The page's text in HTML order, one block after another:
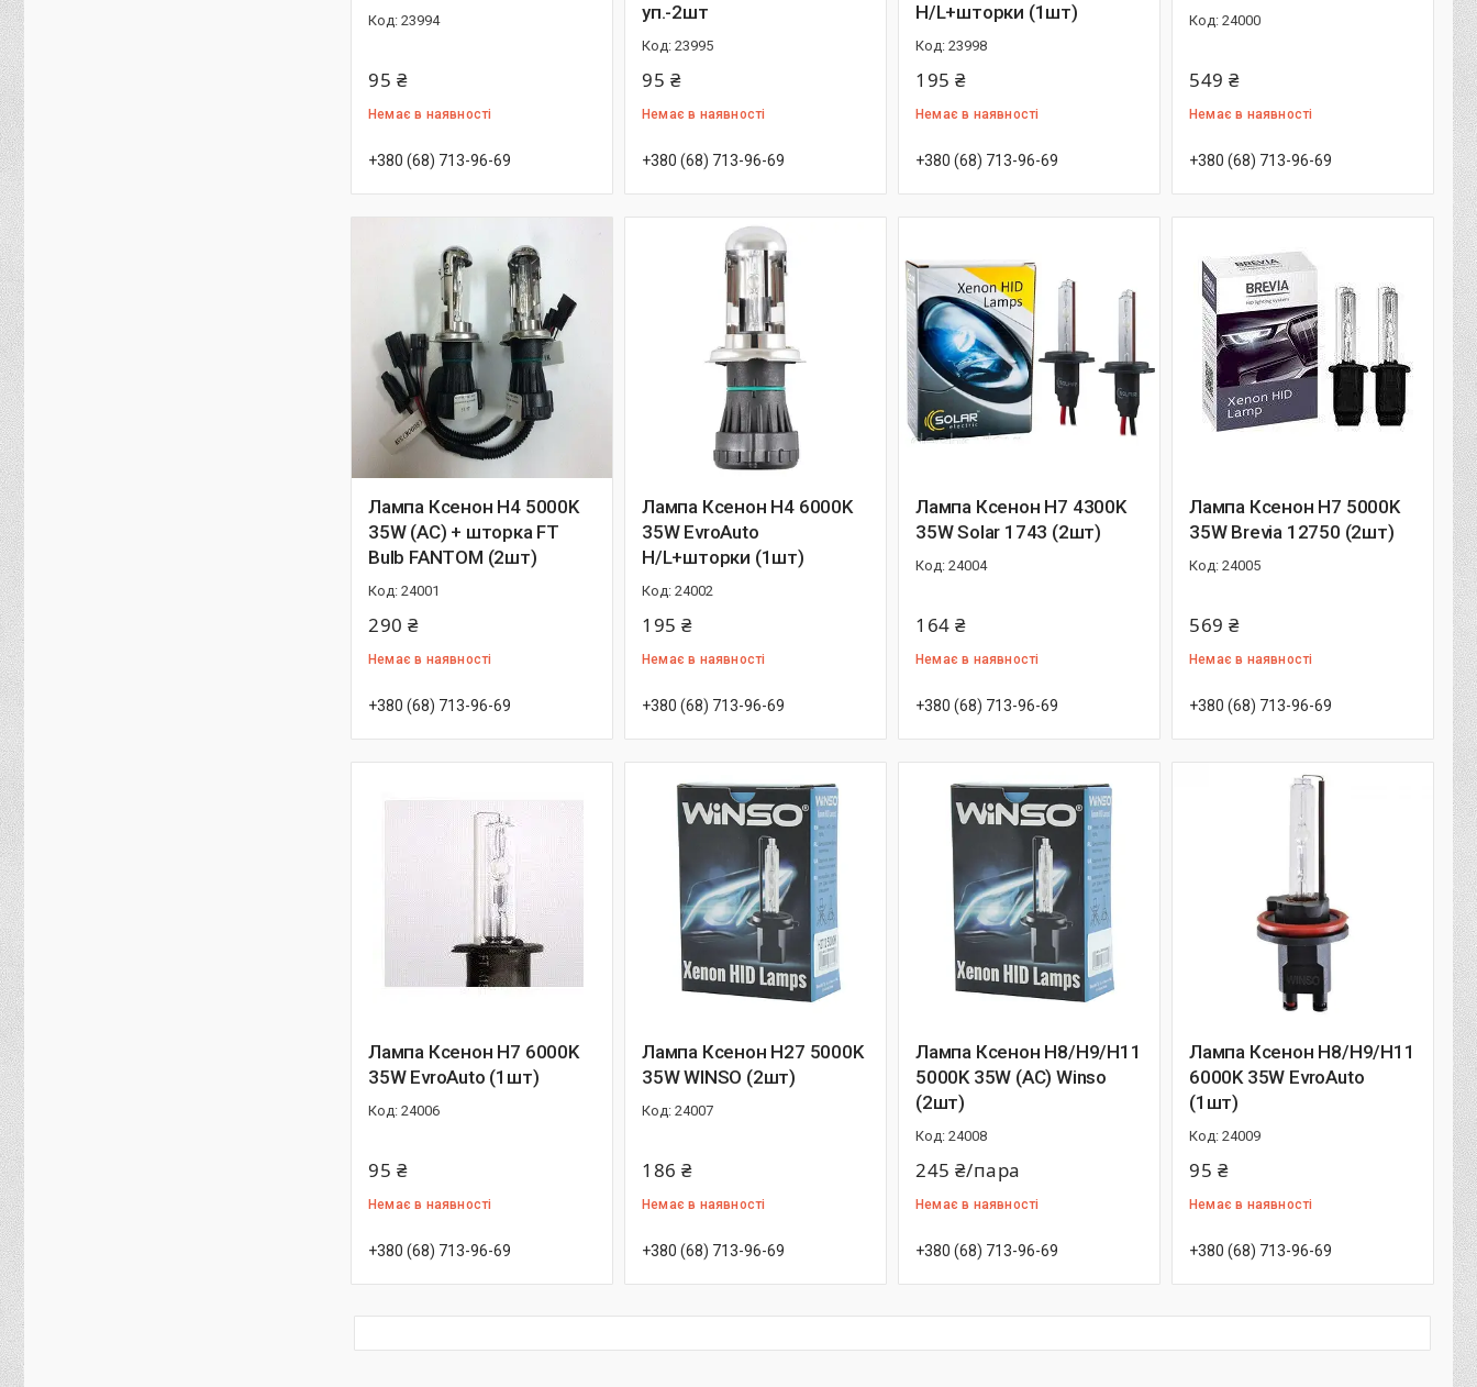
23994
95 ₴
Немає в наявності
+380 (68) 713-96-69
уп.-2шт
23995
95 ₴
Немає в наявності
+380 (68) 713-96-69
H/L+шторки (1шт)
23998
195 ₴
Немає в наявності
+380 (68) 713-96-69
24000
549 ₴
Немає в наявності
+380 (68) 713-96-69
Лампа Ксенон H4 5000K
35W (АС) + шторка FT
Bulb FANTOM (2шт)
24001
290 ₴
Немає в наявності
+380 (68) 713-96-69
Лампа Ксенон H4 6000K
35W EvroAuto
H/L+шторки (1шт)
24002
195 ₴
Немає в наявності
+380 (68) 713-96-69
Лампа Ксенон H7 4300K
35W Solar 1743 (2шт)
24004
164 ₴
Немає в наявності
+380 (68) 713-96-69
Лампа Ксенон H7 5000K
35W Brevia 12750 (2шт)
24005
569 ₴
Немає в наявності
+380 (68) 713-96-69
Лампа Ксенон H7 6000K
35W EvroAuto (1шт)
24006
95 ₴
Немає в наявності
+380 (68) 713-96-69
Лампа Ксенон Н27 5000K
35W WINSO (2шт)
24007
186 ₴
Немає в наявності
+380 (68) 713-96-69
Лампа Ксенон Н8/Н9/Н11
5000K 35W (АС) Winso
(2шт)
24008
245 ₴/пара
Немає в наявності
+380 (68) 713-96-69
Лампа Ксенон Н8/Н9/Н11
6000K 35W EvroAuto
(1шт)
24009
95 ₴
Немає в наявності
+380 (68) 713-96-69